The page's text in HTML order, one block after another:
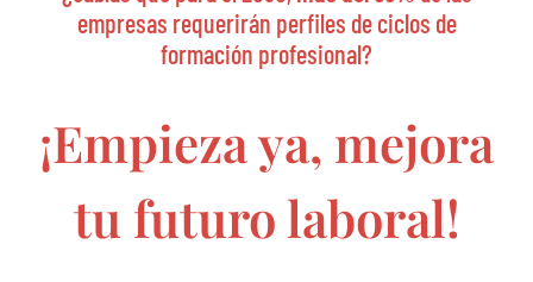
empresas requerirán perfiles de ciclos de
formación profesional?
¡Empieza ya, mejora
tu futuro laboral!